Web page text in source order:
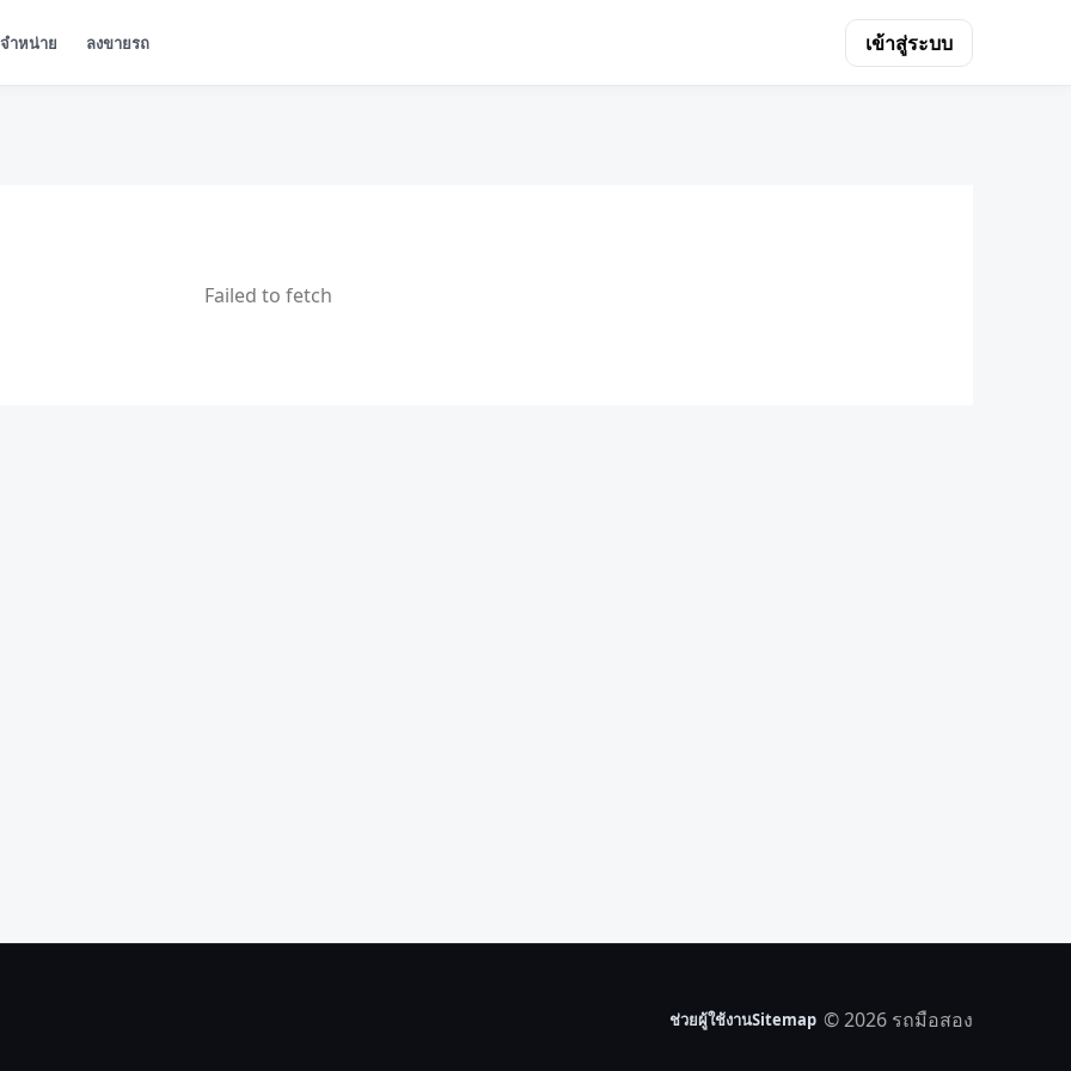
ำหน่าย ลงขายรถ เข้าสู่ระบบ
Failed to fetch
ช่วยผู้ใช้งานSitemap © 2026 รถมือสอง